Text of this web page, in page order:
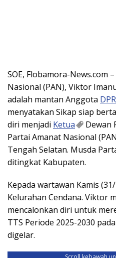
SOE, Flobamora-News.com
Nasional (PAN), Viktor
adalah mantan Anggota
menyatakan Sikap siap
diri menjadi Ketua
Dewan
Partai Amanat Nasional
Tengah Selatan. Musda
ditingkat Kabupaten.
Kepada wartawan Kamis
Kelurahan Cendana. Viktor
mencalonkan diri untuk
TTS Periode 2025-2030
digelar.